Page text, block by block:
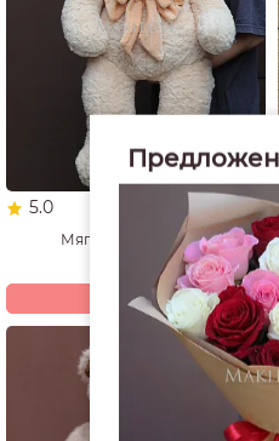
5.0 #7132
Мягкая игрушка №1
р.
Купить